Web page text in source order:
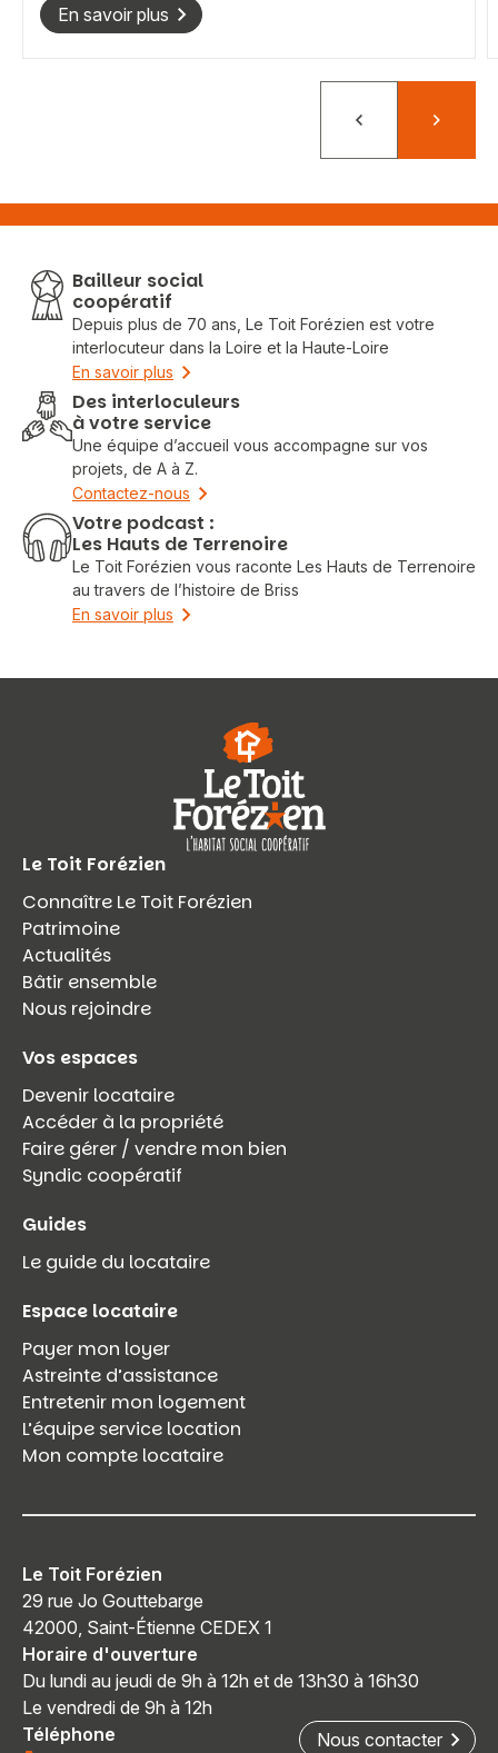
En savoir plus
PrécédentSuivant
Bailleur social
coopératif
Depuis plus de 70 ans, Le Toit Forézien est votre
interlocuteur dans la Loire et la Haute-Loire
En savoir plus
Des interloculeurs
à votre service
Une équipe d’accueil vous accompagne sur vos
projets, de A à Z.
Contactez-nous
Votre podcast :
Les Hauts de Terrenoire
Le Toit Forézien vous raconte Les Hauts de Terrenoire
au travers de l’histoire de Briss
En savoir plus
Le Toit Forézien
Connaître Le Toit Forézien
Patrimoine
Actualités
Bâtir ensemble
Nous rejoindre
Vos espaces
Devenir locataire
Accéder à la propriété
Faire gérer / vendre mon bien
Syndic coopératif
Guides
Le guide du locataire
Espace locataire
Payer mon loyer
Astreinte d’assistance
Entretenir mon logement
L’équipe service location
Mon compte locataire
Le Toit Forézien
29 rue Jo Gouttebarge
42000, Saint-Étienne CEDEX 1
Horaire d'ouverture
Du lundi au jeudi de 9h à 12h et de 13h30 à 16h30
Le vendredi de 9h à 12h
Téléphone
Nous contacter